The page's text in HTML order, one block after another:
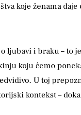
koje ženama
ljubavi i braku –
koju ćemo
U toj
kontekst –